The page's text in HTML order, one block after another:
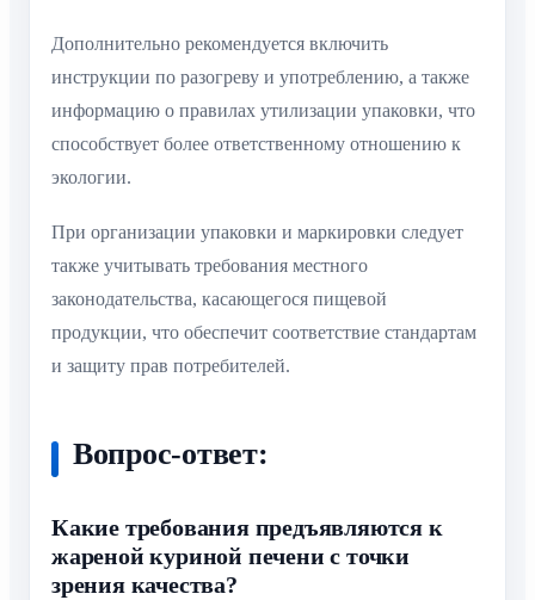
Дополнительно рекомендуется включить
инструкции по разогреву и употреблению, а также
информацию о правилах утилизации упаковки, что
способствует более ответственному отношению к
экологии.
При организации упаковки и маркировки следует
также учитывать требования местного
законодательства, касающегося пищевой
продукции, что обеспечит соответствие стандартам
и защиту прав потребителей.
Вопрос-ответ:
Какие требования предъявляются к
жареной куриной печени с точки
зрения качества?